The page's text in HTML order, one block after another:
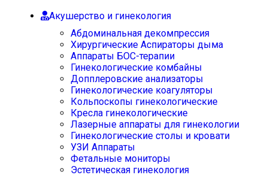
Акушерство и гинекология
Абдоминальная декомпрессия
Хирургические Аспираторы дыма
Аппараты БОС-терапии
Гинекологические комбайны
Допплеровские анализаторы
Гинекологические коагуляторы
Кольпоскопы гинекологические
Кресла гинекологические
Лазерные аппараты для гинекологии
Гинекологические столы и кровати
УЗИ Аппараты
Фетальные мониторы
Эстетическая гинекология